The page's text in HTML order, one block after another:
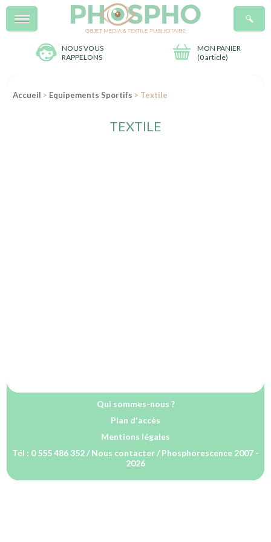
NOUS VOUS
RAPPELONS
MON PANIER
(0 article)
Menu
Accueil > Equipements Sportifs > Textile
TEXTILE
Qui sommes-nous ?
Plan d'accès
Mentions légales
Tél : 0 555 486 352 /Nous contacter/ Phosphorescence 2007 -
2026